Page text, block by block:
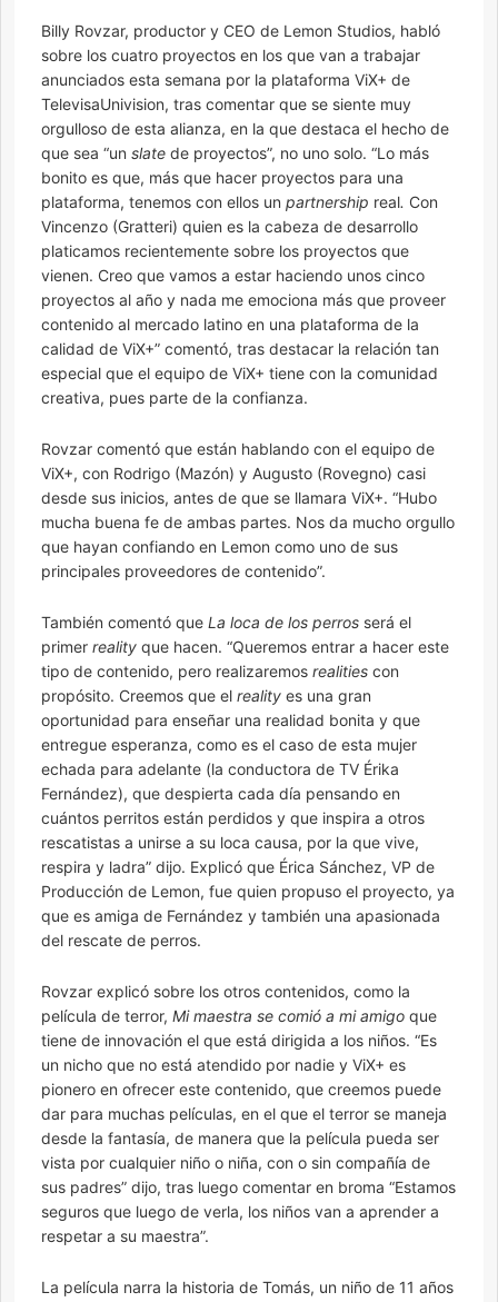
Billy Rovzar, productor y CEO de Lemon Studios, habló
sobre los cuatro proyectos en los que van a trabajar
anunciados esta semana por la plataforma ViX+ de
TelevisaUnivision, tras comentar que se siente muy
orgulloso de esta alianza, en la que destaca el hecho de
que sea “un slate de proyectos”, no uno solo. “Lo más
bonito es que, más que hacer proyectos para una
plataforma, tenemos con ellos un partnership real. Con
Vincenzo (Gratteri) quien es la cabeza de desarrollo
platicamos recientemente sobre los proyectos que
vienen. Creo que vamos a estar haciendo unos cinco
proyectos al año y nada me emociona más que proveer
contenido al mercado latino en una plataforma de la
calidad de ViX+” comentó, tras destacar la relación tan
especial que el equipo de ViX+ tiene con la comunidad
creativa, pues parte de la confianza.
Rovzar comentó que están hablando con el equipo de
ViX+, con Rodrigo (Mazón) y Augusto (Rovegno) casi
desde sus inicios, antes de que se llamara ViX+. “Hubo
mucha buena fe de ambas partes. Nos da mucho orgullo
que hayan confiando en Lemon como uno de sus
principales proveedores de contenido”.
También comentó que La loca de los perros será el
primer reality que hacen. “Queremos entrar a hacer este
tipo de contenido, pero realizaremos realities con
propósito. Creemos que el reality es una gran
oportunidad para enseñar una realidad bonita y que
entregue esperanza, como es el caso de esta mujer
echada para adelante (la conductora de TV Érika
Fernández), que despierta cada día pensando en
cuántos perritos están perdidos y que inspira a otros
rescatistas a unirse a su loca causa, por la que vive,
respira y ladra” dijo. Explicó que Érica Sánchez, VP de
Producción de Lemon, fue quien propuso el proyecto, ya
que es amiga de Fernández y también una apasionada
del rescate de perros.
Rovzar explicó sobre los otros contenidos, como la
película de terror, Mi maestra se comió a mi amigo que
tiene de innovación el que está dirigida a los niños. “Es
un nicho que no está atendido por nadie y ViX+ es
pionero en ofrecer este contenido, que creemos puede
dar para muchas películas, en el que el terror se maneja
desde la fantasía, de manera que la película pueda ser
vista por cualquier niño o niña, con o sin compañía de
sus padres” dijo, tras luego comentar en broma “Estamos
seguros que luego de verla, los niños van a aprender a
respetar a su maestra”.
La película narra la historia de Tomás, un niño de 11 años